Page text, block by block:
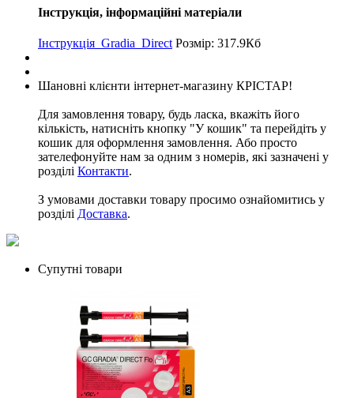
Інструкція, інформаційні матеріали
Інструкція_Gradia_Direct Розмір: 317.9Кб
Шановні клієнти інтернет-магазину КРІСТАР!
Для замовлення товару, будь ласка, вкажіть його
кількість, натисніть кнопку "У кошик" та перейдіть у
кошик для оформлення замовлення. Або просто
зателефонуйте нам за одним з номерів, які зазначені у
розділі Контакти.
З умовами доставки товару просимо ознайомитись у
розділі Доставка.
Супутні товари